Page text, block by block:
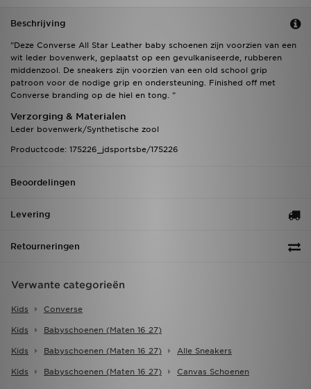
Beschrijving
"Deze Converse All Star Leather baby schoenen zijn voorzien van een
wit leder bovenwerk, geplaatst op een gevulkaniseerde, rubberen
middenzool. De sneakers zijn voorzien van een old school grip
patroon voor de nodige grip en ondersteuning. Finished off met
Converse branding op de hiel en tong. "
Verzorging & Materialen
Leder bovenwerk/Synthetische zool
Productcode: 175226_jdsportsbe/175226
Beoordelingen
Levering
Retourneringen
Verwante categorieën
Kids Converse
Kids Babyschoenen (maten 16 27)
Kids Babyschoenen (maten 16 27) Alle Sneakers
Kids Babyschoenen (maten 16 27) Canvas Schoenen